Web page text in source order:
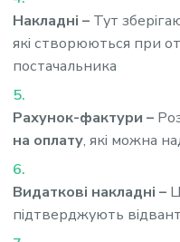
Накладні – Тут
які створюються при
постачальника
Рахунок-фактури –
на оплату, які можна
Видаткові накладні –
підтверджують